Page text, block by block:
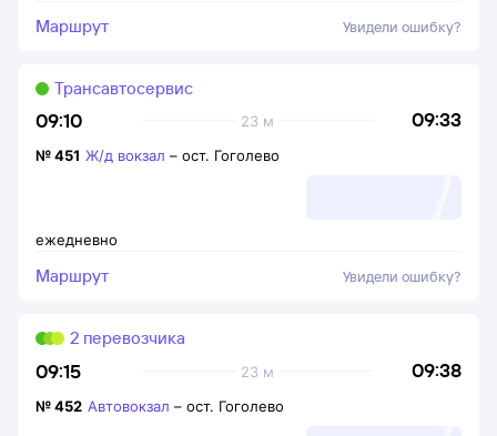
Маршрут Увидели ошибку?
09:10 09:33
23 м
Трансавтосервис
ежедневно
№451 Ж/д вокзал – ост. Гоголево
Маршрут Увидели ошибку?
09:15 09:38
23 м
2 перевозчика
№452 Автовокзал – ост. Гоголево